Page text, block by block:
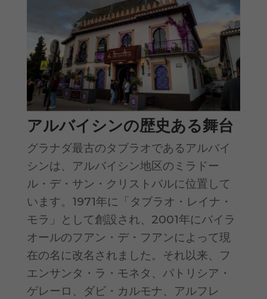
アルバイシンの歴史ある舞台
グラナダ最古のタブラオであるアルバイ
シンは、アルバイシン地区のミラドー
ル・デ・サン・クリストバルに位置して
います。1971年に「タブラオ・レイナ・
モラ」として創設され、2001年にバイラ
オールのフアン・デ・フアンによって現
在の名に改名されました。それ以来、フ
エンサンタ・ラ・モネタ、パトリシア・
ゲレーロ、ダビ・カルモナ、アルフレ